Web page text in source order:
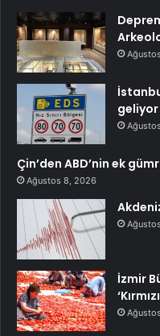
geliyor
Çin’den ABD’nin ek
Ağustos 8, 2026
İzmir